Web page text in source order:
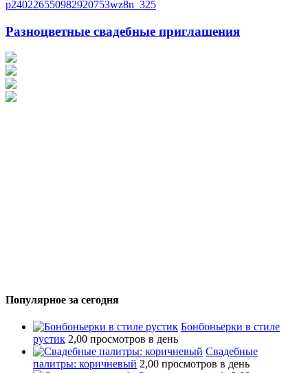
Разноцветные свадебные приглашения
Популярное за сегодня
Бонбоньерки в стиле
рустик 2,00 просмотров в день
Свадебные
палитры: коричневый 2,00 просмотров в день